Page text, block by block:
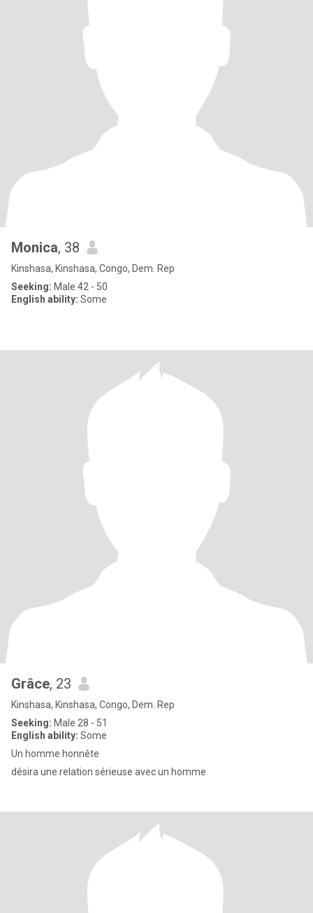
Monica, 38
Kinshasa, Kinshasa, Congo, Dem. Rep
Seeking: Male 42 - 50
English ability: Some
Grâce, 23
Kinshasa, Kinshasa, Congo, Dem. Rep
Seeking: Male 28 - 51
English ability: Some
Un homme honnête
désira une relation sérieuse avec un homme